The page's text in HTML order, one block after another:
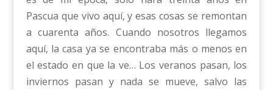
Pascua que vivo aquí, y esas cosas se remontan
a cuarenta años. Cuando nosotros llegamos
aquí, la casa ya se encontraba más o menos en
el estado en que la ve… Los veranos pasan, los
inviernos pasan y nada se mueve, salvo las